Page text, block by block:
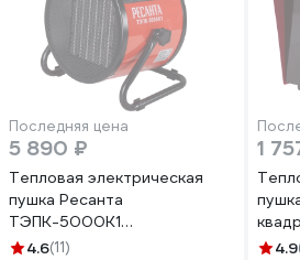
Последняя цена
5 890 ₽
Тепловая электрическая
пушка Ресанта
ТЭПК-5000К1
(керам.нагревательный
4.6(11)
1
1/24.9